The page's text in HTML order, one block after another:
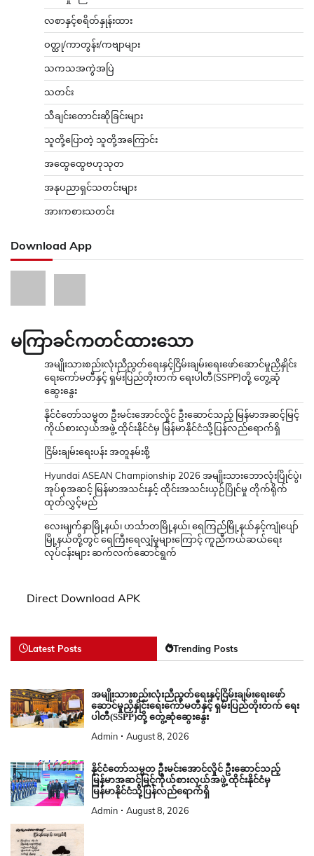
လစာနှင့်စရိတ်နှုန်းထား
ဝတ္ထု/ကာတွန်း/ကဗျာများ
သကသအကွဲအပြဲ
သတင်း
သီချင်းတောင်းဆိုခြင်းများ
သူတို့ပြောတဲ့ သူတို့အကြောင်း
အထွေထွေဗဟုသုတ
အနုပညာရှင်သတင်းများ
အားကစားသတင်း
Download App
မကြာခင်ကတင်ထားသော
အမျိုးသားစည်းလုံးညီညွတ်ရေးနှင့်ငြိမ်းချမ်းရေးဖော်ဆောင်မှုညှိနှိုင်း
ရေးကော်မတီနှင့် ရှမ်းပြည်တိုးတက် ရေးပါတီ(SSPP)တို့ တွေ့ဆုံ
ဆွေးနွေး
နိုင်ငံတော်သမ္မတ ဦးမင်းအောင်လှိုင် ဦးဆောင်သည့် မြန်မာအဆင့်မြင့်
ကိုယ်စားလှယ်အဖွဲ့ ထိုင်းနိုင်ငံမှ မြန်မာနိုင်ငံသို့ပြန်လည်ရောက်ရှိ
ငြိမ်းချမ်းရေးပန်း အတူနမ်းစို့
Hyundai ASEAN Championship 2026 အမျိုးသားဘောလုံးပြိုင်ပွဲ၊
အုပ်စုအဆင့် မြန်မာအသင်းနှင့် ထိုင်းအသင်းယှဉ်ပြိုင်မှု တိုက်ရိုက်
ထုတ်လွှင့်မည်
လေးမျက်နှာမြို့နယ်၊ ဟင်္သာတမြို့နယ်၊ ရေကြည်မြို့နယ်နှင့်ကျုံပျော်
မြို့နယ်တို့တွင် ရေကြီးရေလျှံမှုများကြောင့် ကူညီကယ်ဆယ်ရေး
လုပ်ငန်းများ ဆက်လက်ဆောင်ရွက်
Direct Download APK
Latest Posts Trending Posts
အမျိုးသားစည်းလုံးညီညွတ်ရေးနှင့်ငြိမ်းချမ်းရေးဖော်
ဆောင်မှုညှိနှိုင်းရေးကော်မတီနှင့် ရှမ်းပြည်တိုးတက် ရေး
ပါတီ(SSPP)တို့ တွေ့ဆုံဆွေးနွေး
Admin August 8, 2026
နိုင်ငံတော်သမ္မတ ဦးမင်းအောင်လှိုင် ဦးဆောင်သည့်
မြန်မာအဆင့်မြင့်ကိုယ်စားလှယ်အဖွဲ့ ထိုင်းနိုင်ငံမှ
မြန်မာနိုင်ငံသို့ပြန်လည်ရောက်ရှိ
Admin August 8, 2026